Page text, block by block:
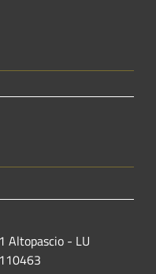
Altopascio - LU